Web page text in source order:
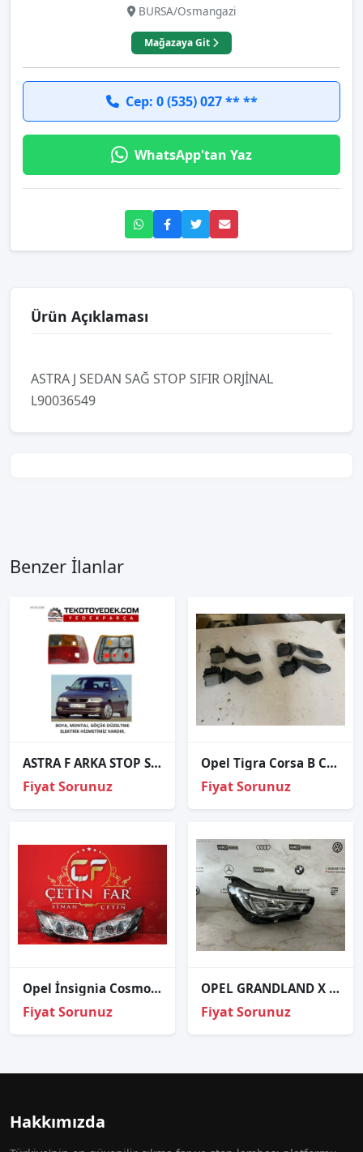
BURSA/Osmangazi
Mağazaya Git
Cep: 0 (535) 027 ** **
WhatsApp'tan Yaz
Ürün Açıklaması
ASTRA J SEDAN SAĞ STOP SIFIR ORJİNAL
L90036549
Benzer İlanlar
ASTRA F ARKA STOP SAĞ SOL 1994 1995 1996 1997 1998 / KAMPANYA
Fiyat Sorunuz
Opel Tigra Corsa B Combo B silecek kolu sinyal kolu
Fiyat Sorunuz
Opel İnsi̇gni̇a Cosmo Xenon Sağ Sol Far Hatasiz Orj
Fiyat Sorunuz
OPEL GRANDLAND X LED SAĞ FAR ORJ ÇIKMA 2020
Fiyat Sorunuz
Hakkımızda